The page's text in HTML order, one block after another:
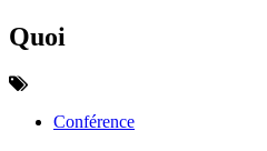
Quoi
Conférence